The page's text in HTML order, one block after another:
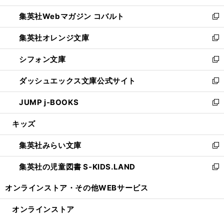
開
く
ウ
で
開
く
ン
ド
ウ
で
開
く
ウ
ィ
ン
ド
ウ
で
開
く
集英社Webマガジン コバルト
新
し
い
ウ
ィ
ン
ド
ウ
で
開
集英社オレンジ文庫
新
し
い
ウ
ィ
ン
ド
ウ
開
く
シフォン文庫
新
し
い
ウ
ィ
ン
ウ
で
開
く
ダッシュエックス文庫公式サイト
新
し
い
ウ
ン
ド
ウ
で
JUMP j-BOOKS
新
し
ウ
ィ
ン
ド
開
キッズ
集英社みらい文庫
新
し
い
ン
集英社の児童図書 S-KIDS.LAND
新
ウ
オンラインストア・ その他WEBサービス
オンラインストア